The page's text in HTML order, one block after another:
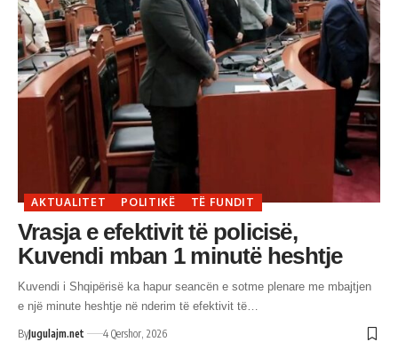
AKTUALITET POLITIKË TË FUNDIT
Vrasja e efektivit të policisë,
Kuvendi mban 1 minutë heshtje
Kuvendi i Shqipërisë ka hapur seancën e sotme plenare me mbajtjen
e një minute heshtje në nderim të efektivit të…
ByJugulajm.net 4 Qershor, 2026